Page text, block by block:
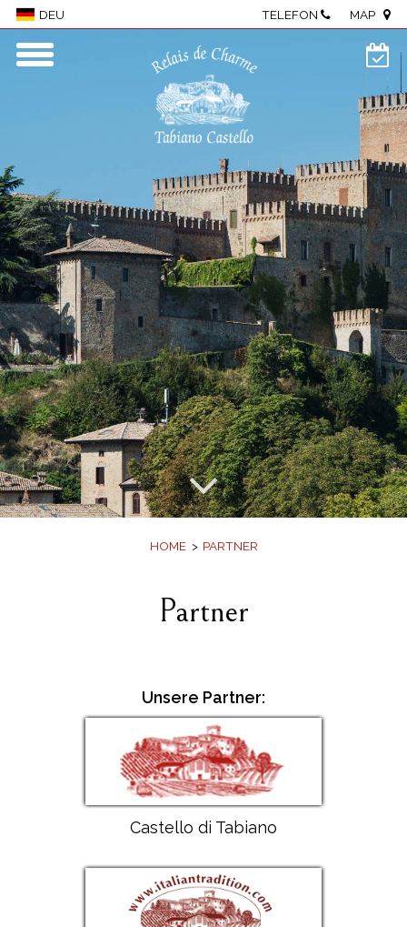
DEU TELEFON MAP
Antico Borgo Tabiano Castello - Relais
de Charme
Borgo
Zimmer und Suiten
Wellness Center
Restaurant
Meetings und Events
Önogastronomie
Besichtigungen des Castello
Aktivitäten
Lage
Bildergalerie
Angebote
Buch
HOME PARTNER
Partner
Unsere Partner:
Castello di Tabiano